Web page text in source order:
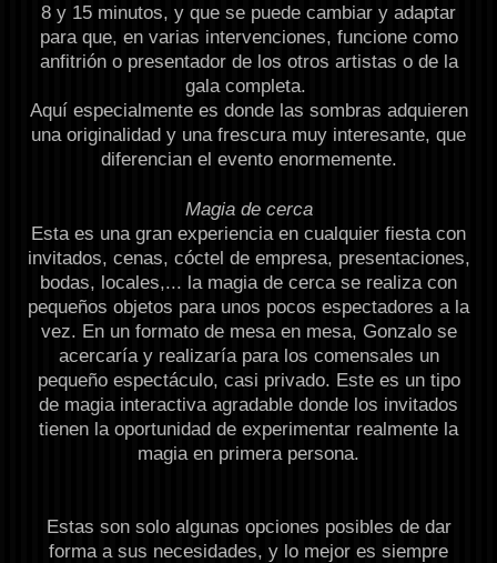
8 y 15 minutos, y que se puede cambiar y adaptar
para que, en varias intervenciones, funcione como
anfitrión o presentador de los otros artistas o de la
gala completa.
Aquí especialmente es donde las sombras adquieren
una originalidad y una frescura muy interesante, que
diferencian el evento enormemente.
Magia de cerca
Esta es una gran experiencia en cualquier fiesta con
invitados, cenas, cóctel de empresa, presentaciones,
bodas, locales,... la magia de cerca se realiza con
pequeños objetos para unos pocos espectadores a la
vez. En un formato de mesa en mesa, Gonzalo se
acercaría y realizaría para los comensales un
pequeño espectáculo, casi privado. Este es un tipo
de magia interactiva agradable donde los invitados
tienen la oportunidad de experimentar realmente la
magia en primera persona.
Estas son solo algunas opciones posibles de dar
forma a sus necesidades, y lo mejor es siempre